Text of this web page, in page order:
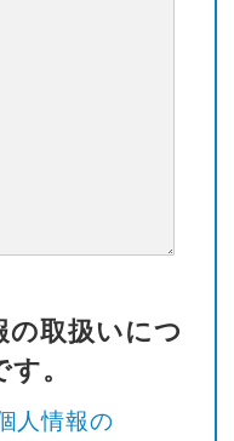
の取扱いにつ
。
人情報の